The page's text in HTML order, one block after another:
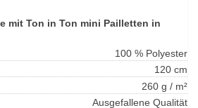
mit Ton in Ton mini Pailletten in
100 % Polyester
120 cm
260 g / m²
Ausgefallene Qualität